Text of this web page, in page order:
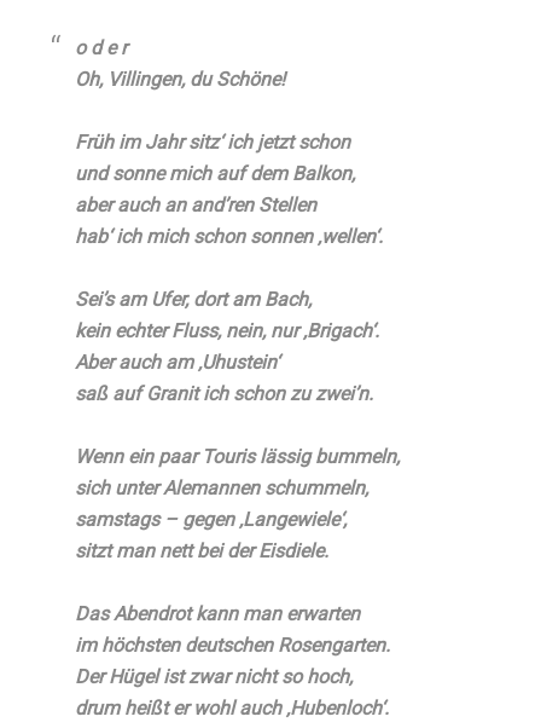
o d e r
Oh, Villingen, du Schöne!
Früh im Jahr sitz‘ ich jetzt schon
und sonne mich auf dem Balkon,
aber auch an and’ren Stellen
hab‘ ich mich schon sonnen ‚wellen‘.
Sei’s am Ufer, dort am Bach,
kein echter Fluss, nein, nur ‚Brigach‘.
Aber auch am ‚Uhustein‘
saß auf Granit ich schon zu zwei’n.
Wenn ein paar Touris lässig bummeln,
sich unter Alemannen schummeln,
samstags – gegen ‚Langewiele‘,
sitzt man nett bei der Eisdiele.
Das Abendrot kann man erwarten
im höchsten deutschen Rosengarten.
Der Hügel ist zwar nicht so hoch,
drum heißt er wohl auch ‚Hubenloch‘.